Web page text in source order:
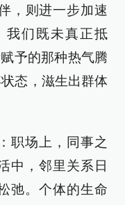
，则进一步加速
我们既未真正抵
予的那种热气腾
态，滋生出群体
职场上，同事之
中，邻里关系日
弛。个体的生命